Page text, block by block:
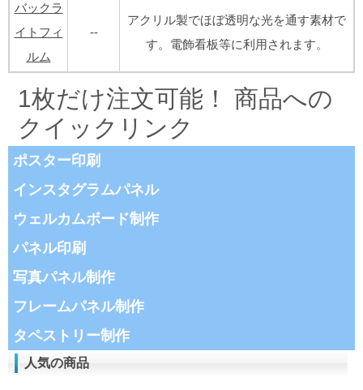
バックラ
イトフィ
ルム
--
アクリル製でほぼ透明な光を通す素材で
す。電飾看板等に利用されます。
1枚だけ注文可能！ 商品への
クイックリンク
ポスター印刷
インスタグラムパネル
ウェルカムボード制作
パネル印刷
写真パネル制作
フレームパネル制作
タペストリー制作
人気の商品